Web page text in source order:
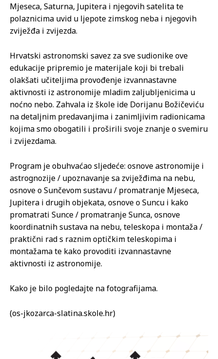
Mjeseca, Saturna, Jupitera i njegovih satelita te
polaznicima uvid u ljepote zimskog neba i njegovih
zviježđa i zvijezda.
Hrvatski astronomski savez za sve sudionike ove
edukacije pripremio je materijale koji bi trebali
olakšati učiteljima provođenje izvannastavne
aktivnosti iz astronomije mladim zaljubljenicima u
noćno nebo. Zahvala iz škole ide Dorijanu Božičeviću
na detaljnim predavanjima i zanimljivim radionicama
kojima smo obogatili i proširili svoje znanje o svemiru
i zvijezdama.
Program je obuhvaćao sljedeće: osnove astronomije i
astrognozije / upoznavanje sa zviježđima na nebu,
osnove o Sunčevom sustavu / promatranje Mjeseca,
Jupitera i drugih objekata, osnove o Suncu i kako
promatrati Sunce / promatranje Sunca, osnove
koordinatnih sustava na nebu, teleskopa i montaža /
praktični rad s raznim optičkim teleskopima i
montažama te kako provoditi izvannastavne
aktivnosti iz astronomije.
Kako je bilo pogledajte na fotografijama.
(os-jkozarca-slatina.skole.hr)